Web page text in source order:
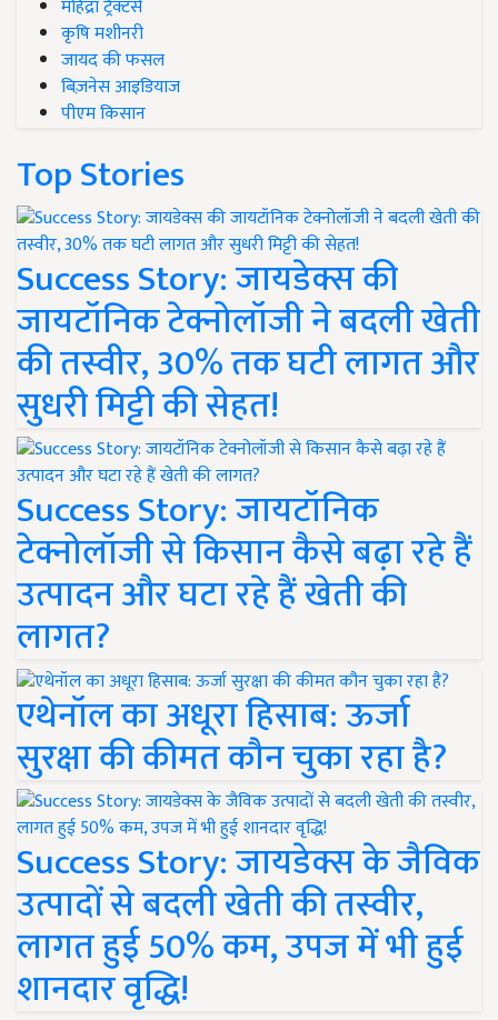
महिंद्रा ट्रैक्टर्स
कृषि मशीनरी
जायद की फसल
बिज़नेस आइडियाज
पीएम किसान
Top Stories
Success Story: जायडेक्स की
जायटॉनिक टेक्नोलॉजी ने बदली खेती
की तस्वीर, 30% तक घटी लागत और
सुधरी मिट्टी की सेहत!
Success Story: जायटॉनिक
टेक्नोलॉजी से किसान कैसे बढ़ा रहे हैं
उत्पादन और घटा रहे हैं खेती की
लागत?
एथेनॉल का अधूरा हिसाब: ऊर्जा
सुरक्षा की कीमत कौन चुका रहा है?
Success Story: जायडेक्स के जैविक
उत्पादों से बदली खेती की तस्वीर,
लागत हुई 50% कम, उपज में भी हुई
शानदार वृद्धि!